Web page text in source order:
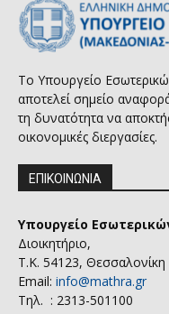
Το Υπουργείο
αποτελεί σημείο
τη δυνατότητα να
οικονομικές διεργασίες.
ΕΠΙΚΟΙΝΩΝΙΑ
Υπουργείο
Διοικητήριο,
Τ.Κ. 54123, Θεσσαλονίκη
Email: info@mathra.gr
Τηλ. : 2313-501100